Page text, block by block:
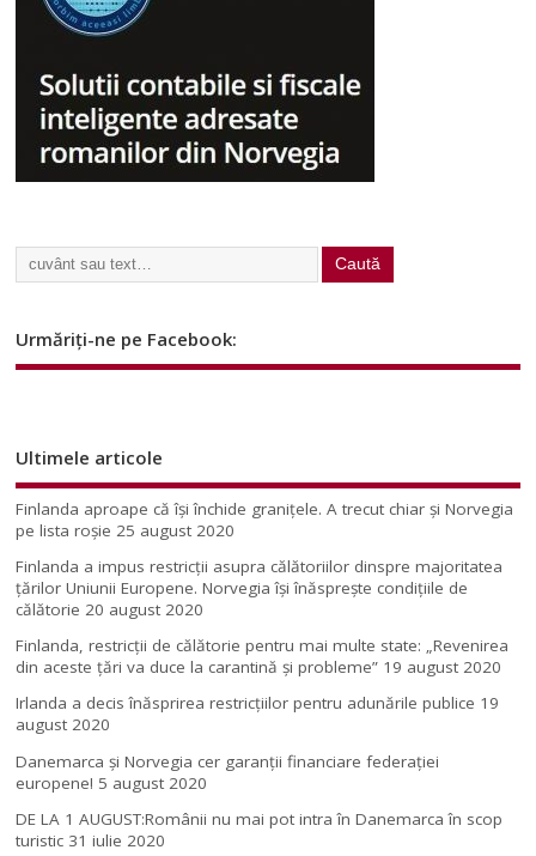
Urmăriți-ne pe Facebook:
Ultimele articole
Finlanda aproape că își închide granițele. A trecut chiar și Norvegia
pe lista roșie 25 august 2020
Finlanda a impus restricţii asupra călătoriilor dinspre majoritatea
ţărilor Uniunii Europene. Norvegia își înăsprește condițiile de
călătorie 20 august 2020
Finlanda, restricţii de călătorie pentru mai multe state: „Revenirea
din aceste ţări va duce la carantină şi probleme” 19 august 2020
Irlanda a decis înăsprirea restricțiilor pentru adunările publice 19
august 2020
Danemarca și Norvegia cer garanții financiare federației
europene! 5 august 2020
DE LA 1 AUGUST:Românii nu mai pot intra în Danemarca în scop
turistic 31 iulie 2020